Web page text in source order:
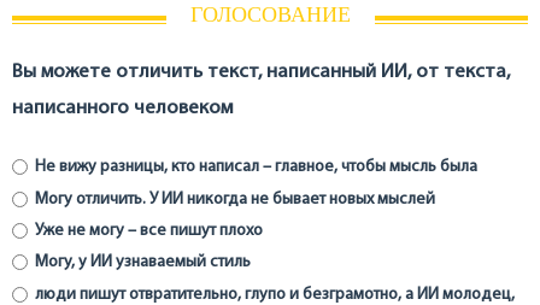
ГОЛОСОВАНИЕ
Вы можете отличить текст, написанный ИИ, от текста,
написанного человеком
Не вижу разницы, кто написал – главное, чтобы мысль была
Могу отличить. У ИИ никогда не бывает новых мыслей
Уже не могу – все пишут плохо
Могу, у ИИ узнаваемый стиль
люди пишут отвратительно, глупо и безграмотно, а ИИ молодец,